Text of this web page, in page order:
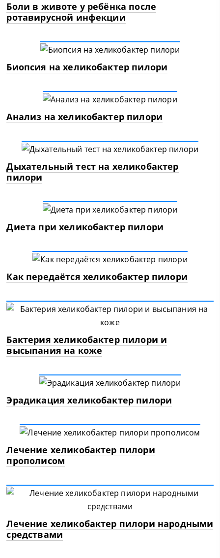
Боли в животе у ребёнка после
ротавирусной инфекции
Биопсия на хеликобактер пилори
Анализ на хеликобактер пилори
Дыхательный тест на хеликобактер
пилори
Диета при хеликобактер пилори
Как передаётся хеликобактер пилори
Бактерия хеликобактер пилори и
высыпания на коже
Эрадикация хеликобактер пилори
Лечение хеликобактер пилори
прополисом
Лечение хеликобактер пилори народными
средствами